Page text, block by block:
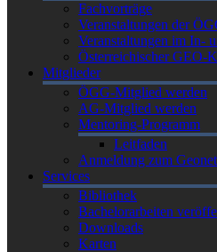
Fachvorträge
Veranstaltungen der
Veranstaltungen im In-
Österreichischer GEO-
Mitglieder
ÖGG-Mitglied werden
AG-Mitglied werden
Mentoring-Programm
Leitfaden
Anmeldung zum
Services
Bibliothek
Bachelorarbeiten
Downloads
Karten